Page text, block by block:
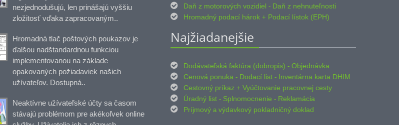
nezjednodušujú, len prinášajú vyššiu
zložitosť vďaka zapracovaným..
Hromadná tlač poštových poukazov je
ďalšou nadštandardnou funkciou
implementovanou na základe
opakovaných požiadaviek našich
užívateľov. Dostupná..
Neaktívne užívateľské účty sa časom
stávajú problémom pre akékoľvek online

Daň z motorových vozidiel - Daň z nehnuteľnosti

Hromadný podací hárok + Podací lístok (EPH)
Najžiadanejšie
 Dodávateľská faktúra (dobropis) - Objednávka

Cenová ponuka - Dodací list - Inventárna karta DHIM

Cestovný príkaz + Vyúčtovanie pracovnej cesty

Úradný list - Splnomocnenie - Reklamácia

Príjmový a výdavkový pokladničný doklad